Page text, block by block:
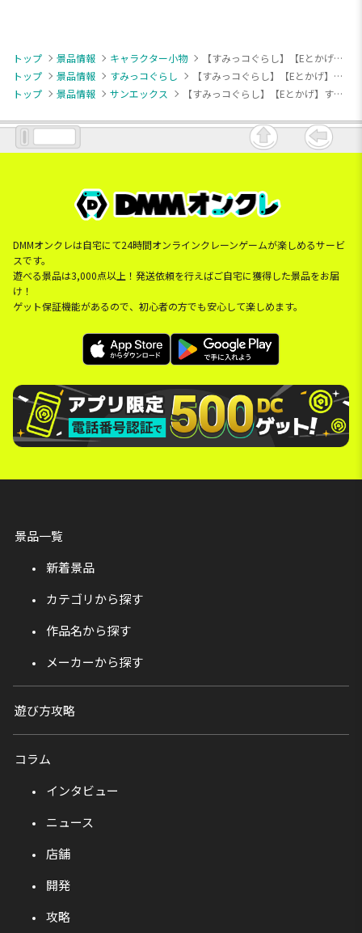
トップ 景品情報 キャラクター小物
【すみっコぐらし】【Eとかげ】すみっコぐらし 気球マスコットキーチェーン
トップ
景品情報 すみっコぐらし
【すみっコぐらし】【Eとかげ】すみっコぐらし 気球マスコットキーチェーン
トップ
景品情報 サンエックス 【すみっコぐらし】【Eとかげ】すみっコぐらし 気球マスコットキーチェーン
DMMオンクレは自宅にて24時間オンラインクレーンゲームが楽しめるサービ
スです。
遊べる景品は3,000点以上！発送依頼を行えばご自宅に獲得した景品をお届
け！
ゲット保証機能があるので、初心者の方でも安心して楽しめます。
景品一覧
新着景品
カテゴリから探す
作品名から探す
メーカーから探す
遊び方攻略
コラム
インタビュー
ニュース
店舗
開発
攻略